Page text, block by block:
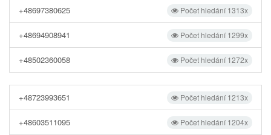
Počet hledání 1313x
+48697380625
Počet hledání 1299x
+48694908941
Počet hledání 1272x
+48502360058
Počet hledání 1213x
+48723993651
Počet hledání 1204x
+48603511095